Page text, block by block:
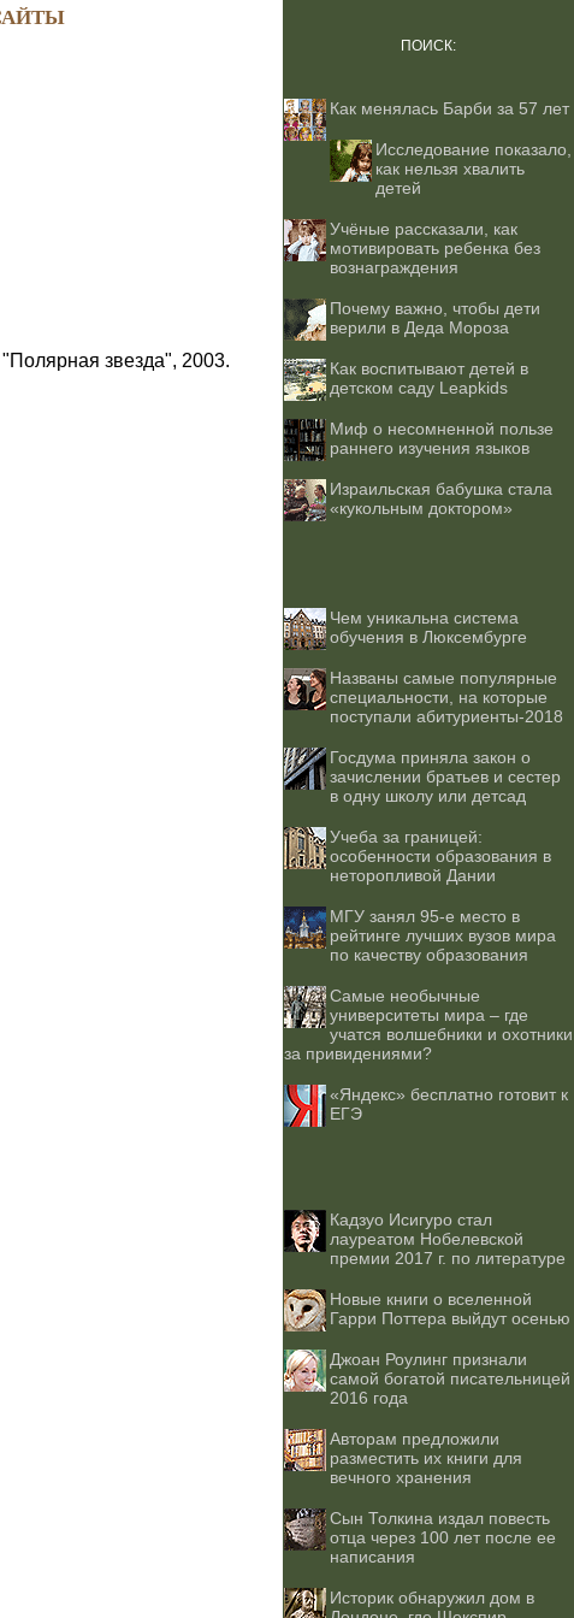
звезда", 2003.
ПОИСК:
Как менялась Барби за 57 лет
Исследование показало,
как нельзя хвалить
детей
Учёные рассказали, как
мотивировать ребенка без
вознаграждения
Почему важно, чтобы дети
верили в Деда Мороза
Как воспитывают детей в
детском саду Leapkids
Миф о несомненной пользе
раннего изучения языков
Израильская бабушка стала
«кукольным доктором»
Чем уникальна система
обучения в Люксембурге
Названы самые популярные
специальности, на которые
поступали абитуриенты-2018
Госдума приняла закон о
зачислении братьев и сестер
в одну школу или детсад
Учеба за границей:
особенности образования в
неторопливой Дании
МГУ занял 95-е место в
рейтинге лучших вузов мира
по качеству образования
Самые необычные
университеты мира – где
учатся волшебники и охотники
за привидениями?
«Яндекс» бесплатно готовит к
ЕГЭ
Кадзуо Исигуро стал
лауреатом Нобелевской
премии 2017 г. по литературе
Новые книги о вселенной
Гарри Поттера выйдут осенью
Джоан Роулинг признали
самой богатой писательницей
2016 года
Авторам предложили
разместить их книги для
вечного хранения
Сын Толкина издал повесть
отца через 100 лет после ее
написания
Историк обнаружил дом в